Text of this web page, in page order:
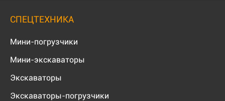
СПЕЦТЕХНИКА
Мини-погрузчики
Мини-экскаваторы
Экскаваторы
Экскаваторы-погрузчики